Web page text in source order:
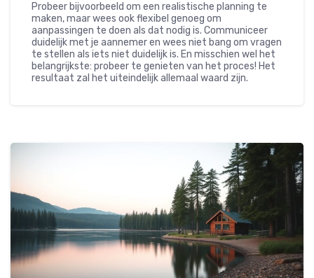
Probeer bijvoorbeeld om een realistische planning te
maken, maar wees ook flexibel genoeg om
aanpassingen te doen als dat nodig is. Communiceer
duidelijk met je aannemer en wees niet bang om vragen
te stellen als iets niet duidelijk is. En misschien wel het
belangrijkste: probeer te genieten van het proces! Het
resultaat zal het uiteindelijk allemaal waard zijn.